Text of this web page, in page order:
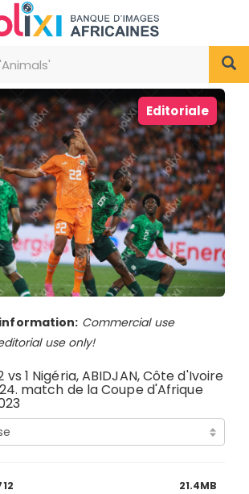
Editoriale
Commercial use
use only!
1 Nigéria, ABIDJAN, Côte d'Ivoire
match de la Coupe d'Afrique
21.4MB